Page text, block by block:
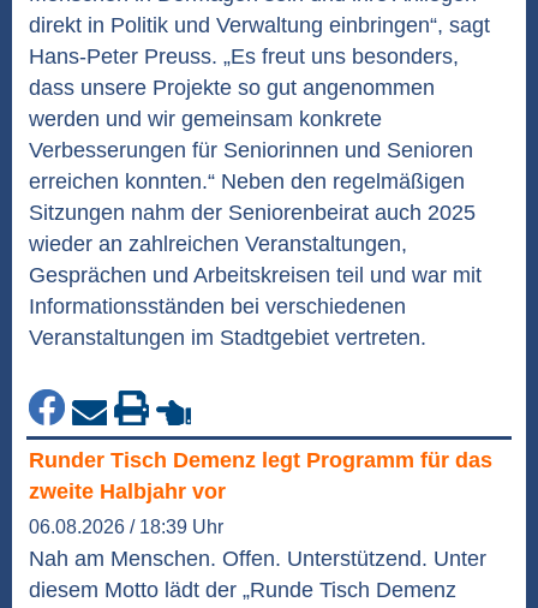
direkt in Politik und Verwaltung einbringen“, sagt
Hans-Peter Preuss. „Es freut uns besonders,
dass unsere Projekte so gut angenommen
werden und wir gemeinsam konkrete
Verbesserungen für Seniorinnen und Senioren
erreichen konnten.“ Neben den regelmäßigen
Sitzungen nahm der Seniorenbeirat auch 2025
wieder an zahlreichen Veranstaltungen,
Gesprächen und Arbeitskreisen teil und war mit
Informationsständen bei verschiedenen
Veranstaltungen im Stadtgebiet vertreten.
Runder Tisch Demenz legt Programm für das
zweite Halbjahr vor
06.08.2026 / 18:39 Uhr
Nah am Menschen. Offen. Unterstützend. Unter
diesem Motto lädt der „Runde Tisch Demenz